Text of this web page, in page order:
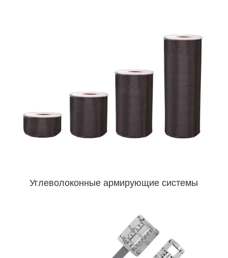
Углеволоконные армирующие системы